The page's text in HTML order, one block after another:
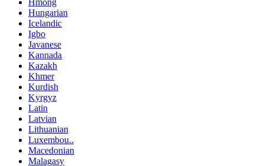
Hungarian
Icelandic
Igbo
Javanese
Kannada
Kazakh
Khmer
Kurdish
Kyrgyz
Latin
Latvian
Lithuanian
Luxembou..
Macedonian
Malagasy